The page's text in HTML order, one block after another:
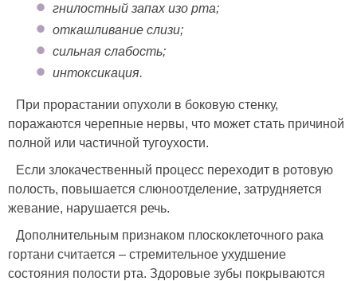
гнилостный запах изо рта;
откашливание слизи;
сильная слабость;
интоксикация.
При прорастании опухоли в боковую стенку,
поражаются черепные нервы, что может стать причиной
полной или частичной тугоухости.
Если злокачественный процесс переходит в ротовую
полость, повышается слюноотделение, затрудняется
жевание, нарушается речь.
Дополнительным признаком плоскоклеточного рака
гортани считается – стремительное ухудшение
состояния полости рта. Здоровые зубы покрываются